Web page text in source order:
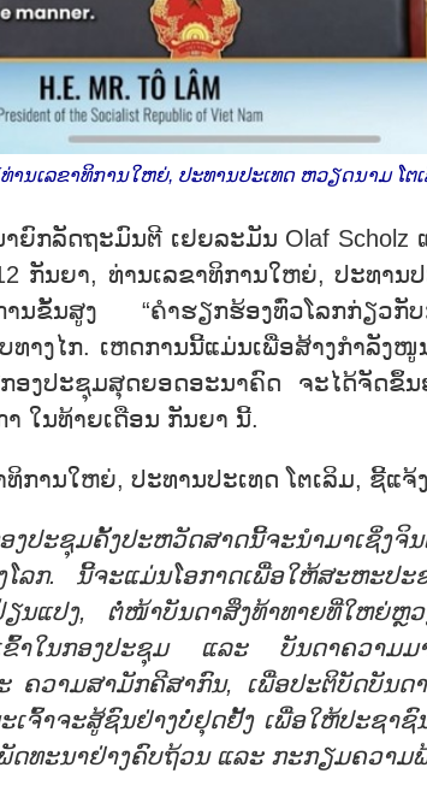
ານເລຂາທິການໃຫຍ່, ປະທານປະເທດ ຫວຽດນາມ ໂຕ
ຍົກລັດຖະມົນຕີ ເຢຍລະມັນ Olaf
ກັນຍາ, ທ່ານເລຂາທິການໃຫຍ່, ປະທາ
ານຂັ້ນສູງ “ຄຳຮຽກຮ້ອງທົ່ວໂລກກ່ຽວກັ
ທາງໄກ. ເຫດການນີ້ແມ່ນເພື່ອສ້າງກຳລັ
ອງປະຊຸມສຸດຍອດອະນາຄົດ ຈະໄດ້ຈັດຂຶ້
ໃນທ້າຍເດືອນ ກັນຍາ ນີ້.
ການໃຫຍ່, ປະທານປະເທດ ໂຕເລິມ, ຊີ້ແຈ້
ງປະຊຸມຄັ້ງປະຫວັດສາດນີ້ຈະນຳມາເຊິ່ງ
ໂລກ. ນີ້ຈະແມ່ນໂອກາດເພື່ອໃຫ້ສະຫະ
ຽນແປງ, ຕໍ່ໜ້າບັນດາສິ່ງທ້າທາຍທີ່ໃຫຍ່
ຂົ້າໃນກອງປະຊຸມ ແລະ ບັນດາຄວາມມ
ວາມສາມັກຄີສາກົນ, ເພື່ອປະຕິບັດບັນດ
ເຈົ້າຈະສູ້ຊົນຢ່າງບໍ່ຢຸດຢັ້ງ ເພື່ອໃຫ້ປະຊາ
ດທະນາຢ່າງຄົບຖ້ວນ ແລະ ກະກຽມຄວາມ